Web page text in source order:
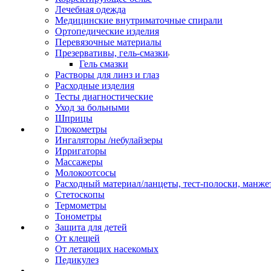
Лечебная одежда
Медицинские внутриматочные спирали
Ортопедические изделия
Перевязочные материалы
Презервативы, гель-смазки
Гель смазки
Растворы для линз и глаз
Расходные изделия
Тесты диагностические
Уход за больными
Шприцы
Глюкометры
Ингаляторы /небулайзеры
Ирригаторы
Массажеры
Молокоотсосы
Расходный материал/ланцеты, тест-полоски,
Стетоскопы
Термометры
Тонометры
Защита для детей
От клещей
От летающих насекомых
Педикулез